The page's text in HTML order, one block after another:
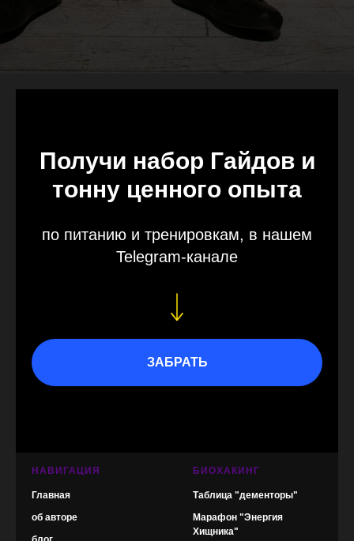
Получи набор Гайдов и
тонну ценного опыта
по питанию и тренировкам, в нашем
Telegram-канале
ЗАБРАТЬ
НАВИГАЦИЯ
Главная
об авторе
БИОХАКИНГ
Таблица "дементоры"
Марафон "Энергия
Хищника"